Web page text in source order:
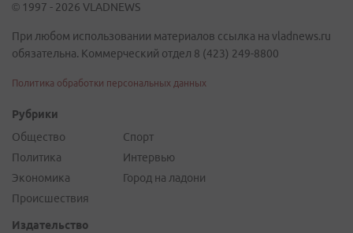
© 1997 - 2026 VLADNEWS
При любом использовании материалов ссылка на vladnews.ru
обязательна. Коммерческий отдел 8 (423) 249-8800
Политика обработки персональных данных
Рубрики
Общество
Политика
Экономика
Происшествия
Спорт
Интервью
Город на ладони
Издательство